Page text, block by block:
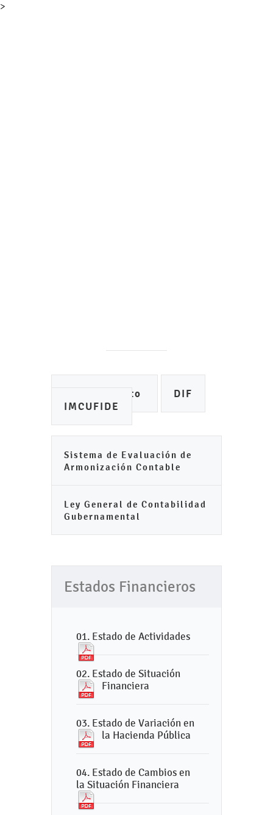
>
Ayuntamiento
DIF
IMCUFIDE
Sistema de Evaluación de
Armonización Contable
Ley General de Contabilidad
Gubernamental
Estados Financieros
01. Estado de Actividades
02. Estado de Situación
Financiera
03. Estado de Variación en
la Hacienda Pública
04. Estado de Cambios en
la Situación Financiera